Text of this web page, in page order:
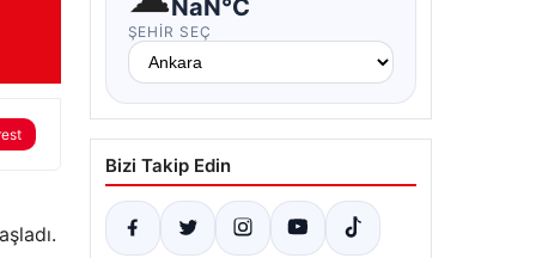
NaN°C
ŞEHIR SEÇ
Bizi Takip Edin